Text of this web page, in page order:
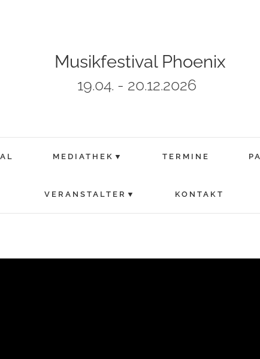
Musikfestival Phoenix
19.04. - 20.12.2026
MEDIATHEK▼ TERMINE
VERANSTALTER▼ KONTAKT